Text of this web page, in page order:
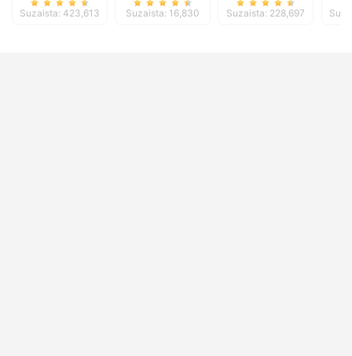
Suzaista: 423,613 Suzaista: 16,830 Suzaista: 228,697